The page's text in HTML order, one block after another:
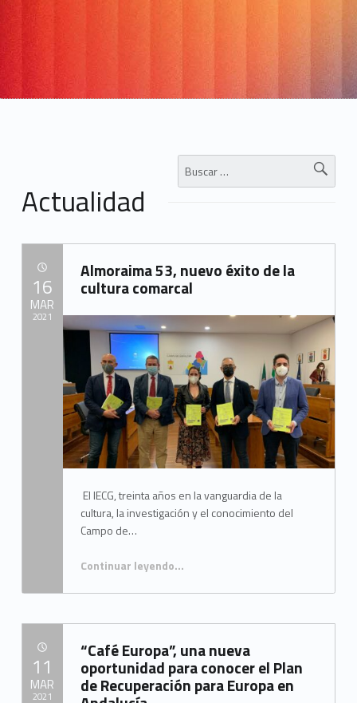
n
a
1
)
Buscar:
Actualidad
Almoraima 53, nuevo éxito de la
cultura comarcal
El IECG, treinta años en la vanguardia de la
cultura, la investigación y el conocimiento del
Campo de…
Continuar leyendo
“Almoraima 53, nuevo éxito de la cultura comarcal”
…
POSTED ON:16
MAR
2021
“Café Europa”, una nueva
oportunidad para conocer el Plan
de Recuperación para Europa en
POSTED ON:11
MAR
2021